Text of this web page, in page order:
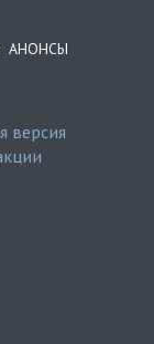
АНОНСЫ
версия